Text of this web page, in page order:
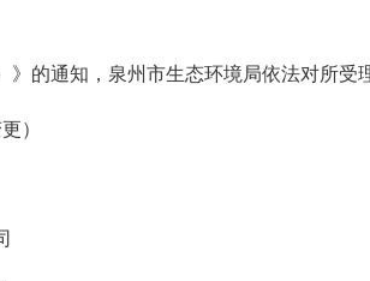
的通知，泉州市生态环境局依法对所受
）